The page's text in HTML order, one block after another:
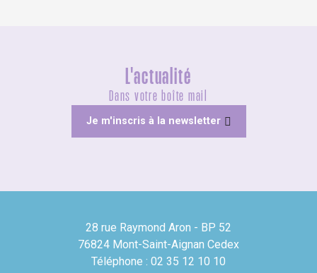
L'actualité
Dans votre boîte mail
Je m'inscris à la newsletter
28 rue Raymond Aron - BP 52
76824 Mont-Saint-Aignan Cedex
Téléphone : 02 35 12 10 10